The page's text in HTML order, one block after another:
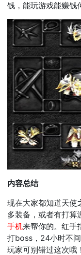
钱，能玩游戏能赚钱
内容总结
现在大家都知道天使
多装备，或者有打算
手机来帮你的。红手
打boss，24小时不
玩家可别错过这次哦！